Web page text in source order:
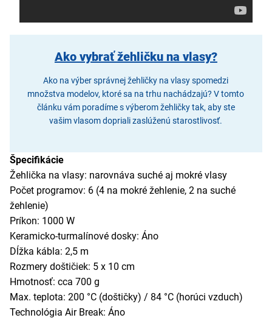
Ako vybrať žehličku na vlasy?
Ako na výber správnej žehličky na vlasy spomedzi
množstva modelov, ktoré sa na trhu nachádzajú? V tomto
článku vám poradíme s výberom žehličky tak, aby ste
vašim vlasom dopriali zaslúženú starostlivosť.
Špecifikácie
Žehlička na vlasy: narovnáva suché aj mokré vlasy
Počet programov: 6 (4 na mokré žehlenie, 2 na suché
žehlenie)
Príkon: 1000 W
Keramicko-turmalínové dosky: Áno
Dĺžka kábla: 2,5 m
Rozmery doštičiek: 5 x 10 cm
Hmotnosť: cca 700 g
Max. teplota: 200 °C (doštičky) / 84 °C (horúci vzduch)
Technológia Air Break: Áno